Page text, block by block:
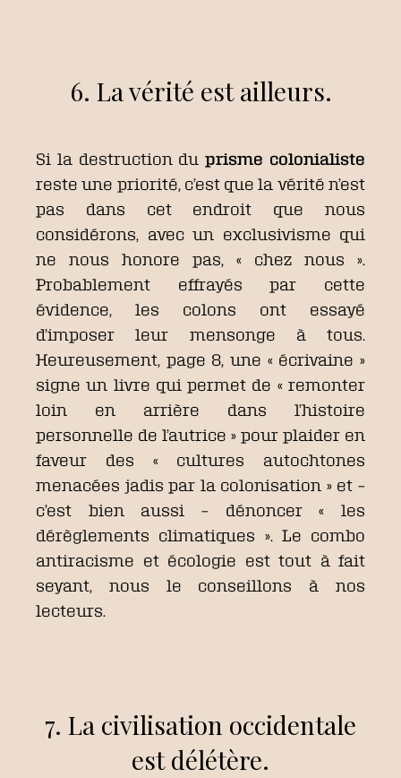
6. La vérité est ailleurs.
Si la destruction duprisme colonialiste
reste une priorité, c’est que la vérité n’est
pas dans cet endroit que nous
considérons, avec un exclusivisme qui
ne nous honore pas, « chez nous ».
Probablement effrayés par cette
évidence, les colons ont essayé
d’imposer leur mensonge à tous.
Heureusement, page 8, une « écrivaine »
signe un livre qui permet de « remonter
loin en arrière dans l’histoire
personnelle de l’autrice » pour plaider en
faveur des « cultures autochtones
menacées jadis par la colonisation » et –
c’est bien aussi – dénoncer « les
dérèglements climatiques ». Le combo
antiracisme et écologie est tout à fait
seyant, nous le conseillons à nos
lecteurs.
7. La civilisation occidentale
est délétère.